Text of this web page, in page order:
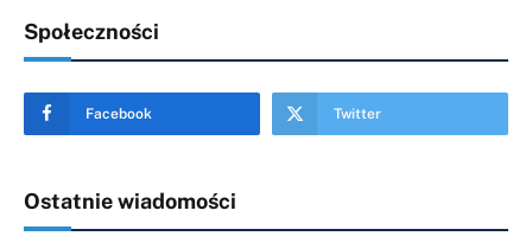
Społeczności
Facebook Twitter
Ostatnie wiadomości